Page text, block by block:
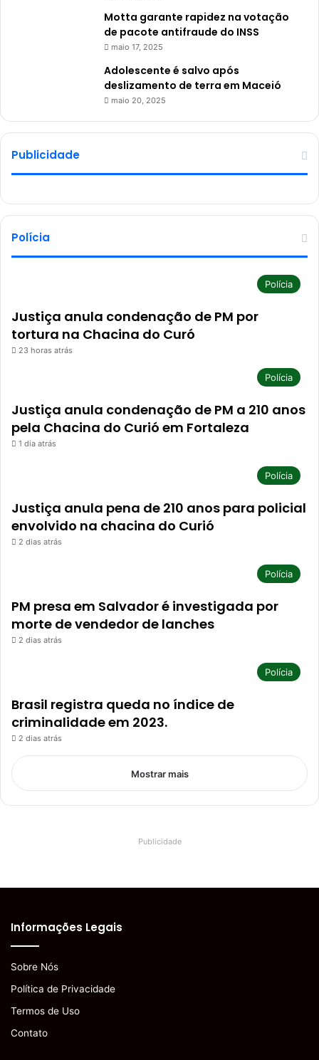
Motta garante rapidez na votação
de pacote antifraude do INSS
maio 17, 2025
Adolescente é salvo após
deslizamento de terra em Maceió
maio 20, 2025
Publicidade
Polícia
Polícia
Justiça anula condenação de PM por
tortura na Chacina do Curó
23 horas atrás
Polícia
Justiça anula condenação de PM a 210 anos
pela Chacina do Curió em Fortaleza
1 dia atrás
Polícia
Justiça anula pena de 210 anos para policial
envolvido na chacina do Curió
2 dias atrás
Polícia
PM presa em Salvador é investigada por
morte de vendedor de lanches
2 dias atrás
Polícia
Brasil registra queda no índice de
criminalidade em 2023.
2 dias atrás
Mostrar mais
Publicidade
Informações Legais
Sobre Nós
Política de Privacidade
Termos de Uso
Contato